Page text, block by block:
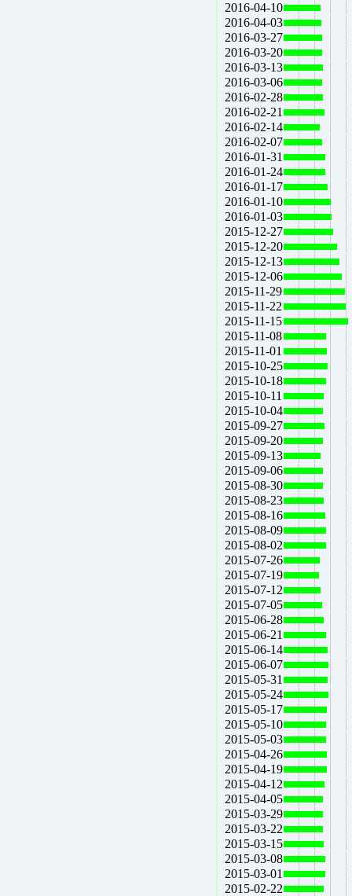
2016-04-10
2016-04-03
2016-03-27
2016-03-20
2016-03-13
2016-03-06
2016-02-28
2016-02-21
2016-02-14
2016-02-07
2016-01-31
2016-01-24
2016-01-17
2016-01-10
2016-01-03
2015-12-27
2015-12-20
2015-12-13
2015-12-06
2015-11-29
2015-11-22
2015-11-15
2015-11-08
2015-11-01
2015-10-25
2015-10-18
2015-10-11
2015-10-04
2015-09-27
2015-09-20
2015-09-13
2015-09-06
2015-08-30
2015-08-23
2015-08-16
2015-08-09
2015-08-02
2015-07-26
2015-07-19
2015-07-12
2015-07-05
2015-06-28
2015-06-21
2015-06-14
2015-06-07
2015-05-31
2015-05-24
2015-05-17
2015-05-10
2015-05-03
2015-04-26
2015-04-19
2015-04-12
2015-04-05
2015-03-29
2015-03-22
2015-03-15
2015-03-08
2015-03-01
2015-02-22